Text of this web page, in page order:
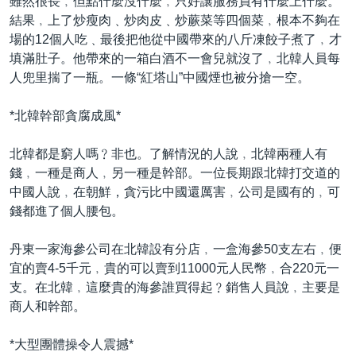
結果﹐上了炒瘦肉﹑炒肉皮﹑炒蕨菜等四個菜﹐根本不夠在
場的12個人吃﹑最後把他從中國帶來的八斤凍餃子煮了﹐才
填滿肚子。他帶來的一箱白酒不一會兒就沒了﹐北韓人員每
人兜里揣了一瓶。一條“紅塔山”中國煙也被分搶一空。
*北韓幹部貪腐成風*
北韓都是窮人嗎﹖非也。了解情況的人說﹐北韓兩種人有
錢﹐一種是商人﹐另一種是幹部。一位長期跟北韓打交道的
中國人說﹐在朝鮮，貪污比中國還厲害﹐公司是國有的﹐可
錢都進了個人腰包。
丹東一家海參公司在北韓設有分店﹐一盒海參50支左右﹐便
宜的賣4-5千元﹐貴的可以賣到11000元人民幣﹐合220元一
支。在北韓﹐這麼貴的海參誰買得起﹖銷售人員說﹐主要是
商人和幹部。
*大型團體操令人震撼*